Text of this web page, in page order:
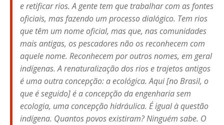
e retificar rios. A gente tem que trabalhar com as fontes
oficiais, mas fazendo um processo dialógico. Tem rios
que têm um nome oficial, mas que, nas comunidades
mais antigas, os pescadores não os reconhecem com
aquele nome. Reconhecem por outros nomes, em geral
indígenas. A renaturalização dos rios e trajetos antigos
é uma outra concepção: a ecológica. Aqui [no Brasil, o
que é seguido] é a concepção da engenharia sem
ecologia, uma concepção hidráulica. É igual à questão
indígena. Quantos povos existiram? Ninguém sabe. O